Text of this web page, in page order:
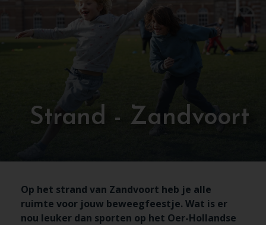
Strand - Zandvoort
Op het strand van Zandvoort heb je alle
ruimte voor jouw beweegfeestje. Wat is er
nou leuker dan sporten op het Oer-Hollandse